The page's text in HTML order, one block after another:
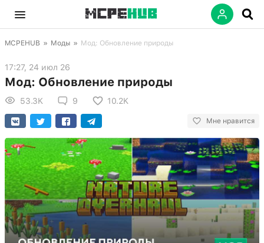
MCPEHUB » Моды » Мод: Обновление природы
17:27, 24 июл 26
Мод: Обновление природы
53.3K 9 10.2K
Мне нравится